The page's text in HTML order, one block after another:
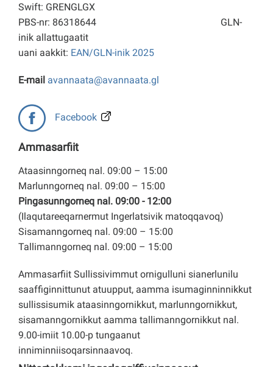
Swift: GRENGLGX
PBS-nr: 86318644 GLN-
inik allattugaatit
uani aakkit: EAN/GLN-inik 2025
E-mail avannaata@avannaata.gl
Facebook
Ammasarfiit
Ataasinngorneq nal. 09:00 – 15:00
Marlunngorneq nal. 09:00 – 15:00
Pingasunngorneq nal. 09:00 - 12:00
(Ilaqutareeqarnermut Ingerlatsivik matoqqavoq)
Sisamanngorneq nal. 09:00 – 15:00
Tallimanngorneq nal. 09:00 – 15:00
Ammasarfiit Sullissivimmut ornigulluni sianerlunilu
saaffiginnittunut atuupput, aamma isumaginninnikkut
sullissisumik ataasinngornikkut, marlunngornikkut,
sisamanngornikkut aamma tallimanngornikkut nal.
9.00-imiit 10.00-p tungaanut
inniminniisoqarsinnaavoq.